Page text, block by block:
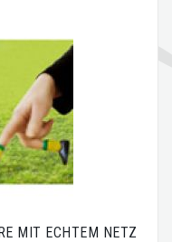
MIT ECHTEM NETZ